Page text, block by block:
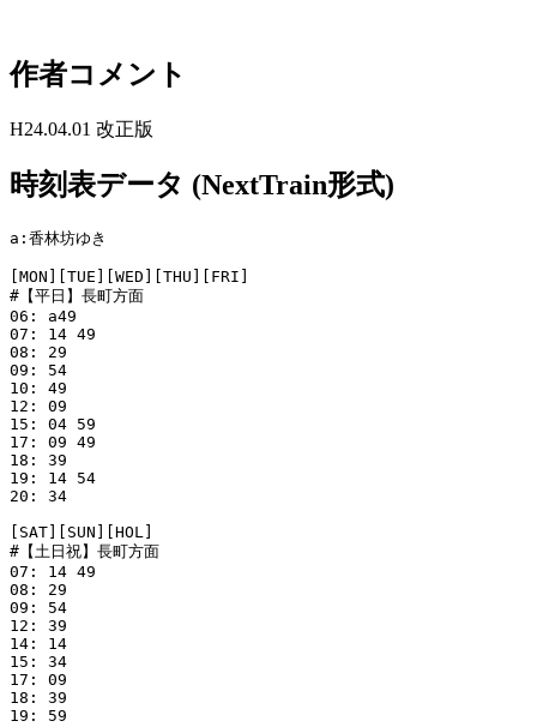
作者コメント
H24.04.01 改正版
時刻表データ (NextTrain形式)
a:香林坊ゆき
[MON][TUE][WED][THU][FRI]
#【平日】長町方面
06: a49
07: 14 49
08: 29
09: 54
10: 49
12: 09
15: 04 59
17: 09 49
18: 39
19: 14 54
20: 34
[SAT][SUN][HOL]
#【土日祝】長町方面
07: 14 49
08: 29
09: 54
12: 39
14: 14
15: 34
17: 09
18: 39
19: 59